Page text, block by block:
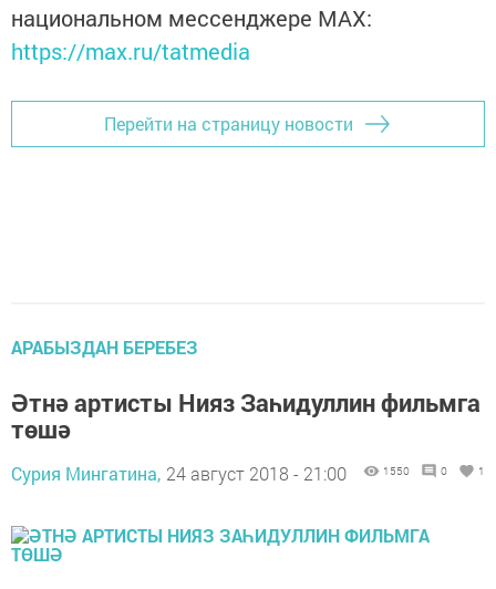
национальном мессенджере MАХ:
https://max.ru/tatmedia
Перейти на страницу новости
АРАБЫЗДАН БЕРЕБЕЗ
Әтнә артисты Нияз Заһидуллин фильмга
төшә
Сурия Мингатина, 24 август 2018 - 21:00 1550 0 1